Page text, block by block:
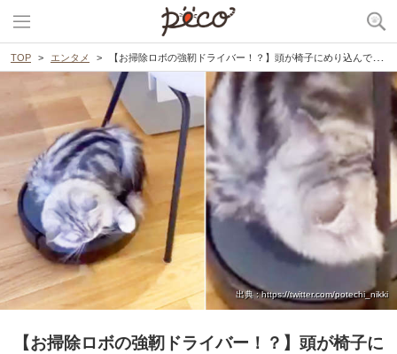
TOP エンタメ 【お掃除ロボの強靭ドライバー！？】頭が椅子にめり込んでもなんのその。鉄のメンタルで突き進む♪
出典 : https://twitter.com/potechi_nikki
【お掃除ロボの強靭ドライバー！？】頭が椅子に